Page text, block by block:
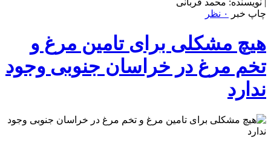
| نویسنده: محمد قربانی
چاپ خبر
۰ نظر
هیچ مشکلی برای تامین مرغ و
تخم مرغ در خراسان جنوبی وجود
ندارد